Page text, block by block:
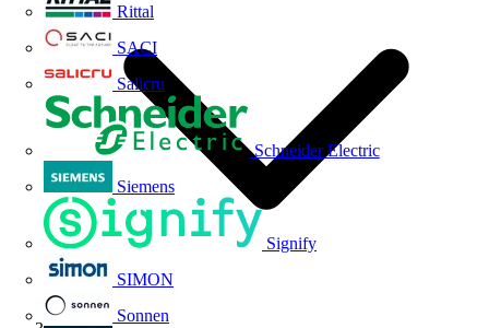
Rittal
SACI
Salicru
Schneider Electric
Siemens
Signify
SIMON
Sonnen